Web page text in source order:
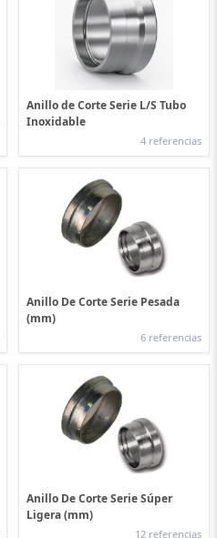
Anillo de Corte Serie L/S Tubo
Inoxidable
4 referencias
Anillo De Corte Serie Pesada
(mm)
6 referencias
Anillo De Corte Serie Súper
Ligera (mm)
12 referencias